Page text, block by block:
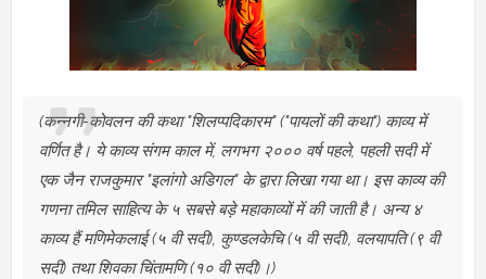
(कन्नगी-कोवलन की कथा "शिलप्पदिकारम" ("पायलों की कथा") काव्य में
वर्णित है। ये काव्य संगम काल में, लगभग २००० वर्ष पहले, पहली सदी में
एक जैन राजकुमार "इलांगो अडिगल" के द्वारा लिखा गया था। इस काव्य की
गणना तमिल साहित्य के ५ सबसे बड़े महाकाव्यों में की जाती है। अन्य ४
काव्य हैं मणिमेकलाई (५ वी सदी), कुण्डलकेचि (५ वी सदी), वलयापति (९ वी
सदी) तथा शिवका चिंतामणि (१० वी सदी)।)